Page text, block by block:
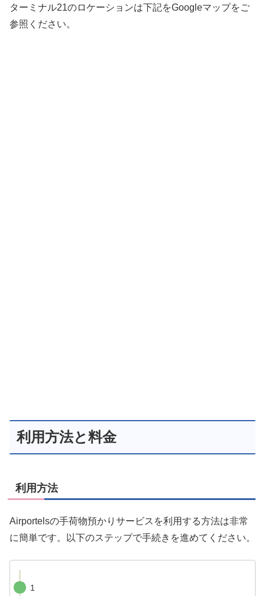
ターミナル21のロケーションは下記をGoogleマップをご
参照ください。
利用方法と料金
利用方法
Airportelsの手荷物預かりサービスを利用する方法は非常
に簡単です。以下のステップで手続きを進めてください。
1